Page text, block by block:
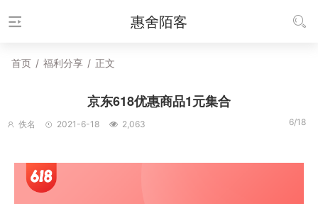
惠舍陌客
首页 / 福利分享 / 正文
京东618优惠商品1元集合
佚名 2021-6-18 2,063 6/18